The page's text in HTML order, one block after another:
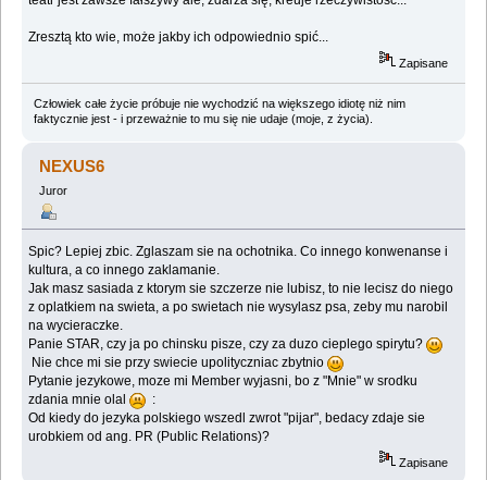
Zresztą kto wie, może jakby ich odpowiednio spić...
Zapisane
Człowiek całe życie próbuje nie wychodzić na większego idiotę niż nim
faktycznie jest - i przeważnie to mu się nie udaje (moje, z życia).
NEXUS6
Juror
Spic? Lepiej zbic. Zglaszam sie na ochotnika. Co innego konwenanse i
kultura, a co innego zaklamanie.
Jak masz sasiada z ktorym sie szczerze nie lubisz, to nie lecisz do niego
z oplatkiem na swieta, a po swietach nie wysylasz psa, zeby mu narobil
na wycieraczke.
Panie STAR, czy ja po chinsku pisze, czy za duzo cieplego spirytu?
Nie chce mi sie przy swiecie upolityczniac zbytnio
Pytanie jezykowe, moze mi Member wyjasni, bo z "Mnie" w srodku
zdania mnie olal
:
Od kiedy do jezyka polskiego wszedl zwrot "pijar", bedacy zdaje sie
urobkiem od ang. PR (Public Relations)?
Zapisane